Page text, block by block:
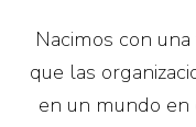
Nacimos con
que las
en un mundo en